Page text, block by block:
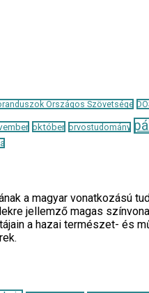
Országos Szövetsége
október orvostudomány
a magyar vonatkozású
jellemző magas
a hazai természet- és